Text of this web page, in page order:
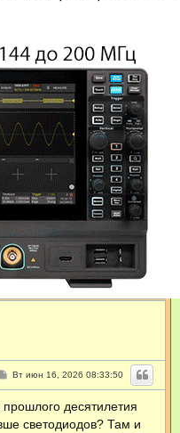
С
б
щ
е
Вт июн 16, 2026 08:33:50
десятилетия
светодиодов? Там и